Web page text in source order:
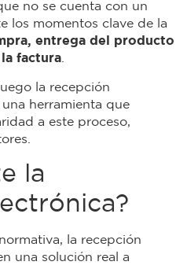
no se cuenta con un
los momentos clave de la
entrega del producto
factura.
la recepción
herramienta que
a este proceso,
la
la recepción
una solución real a